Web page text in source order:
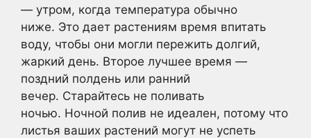
— утром, когда температура обычно
ниже. Это дает растениям время впитать
воду, чтобы они могли пережить долгий,
жаркий день. Второе лучшее время —
поздний полдень или ранний
вечер. Старайтесь не поливать
ночью. Ночной полив не идеален, потому что
листья ваших растений могут не успеть